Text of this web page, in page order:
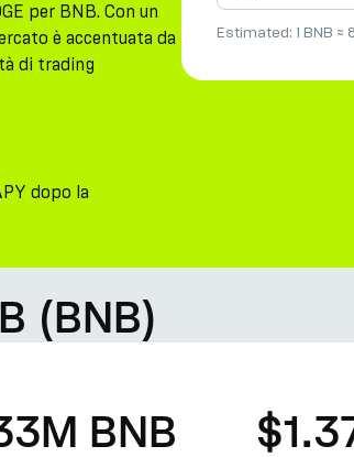
per BNB. Con un
è accentuata da
di trading
dopo la
Estimated: 1 BNB ≈
(BNB)
BNB